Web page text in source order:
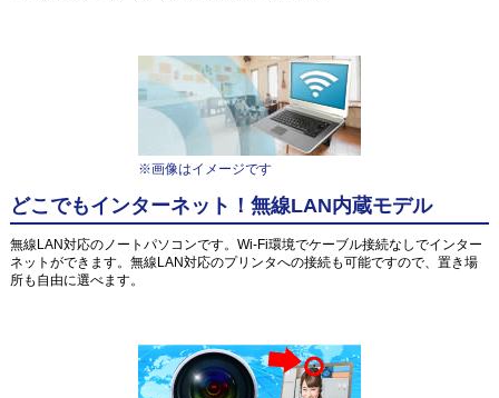
※画像はイメージです
どこでもインターネット！無線LAN内蔵モデル
無線LAN対応のノートパソコンです。Wi-Fi環境でケーブル接続なしでインター
ネットができます。無線LAN対応のプリンタへの接続も可能ですので、置き場
所も自由に選べます。